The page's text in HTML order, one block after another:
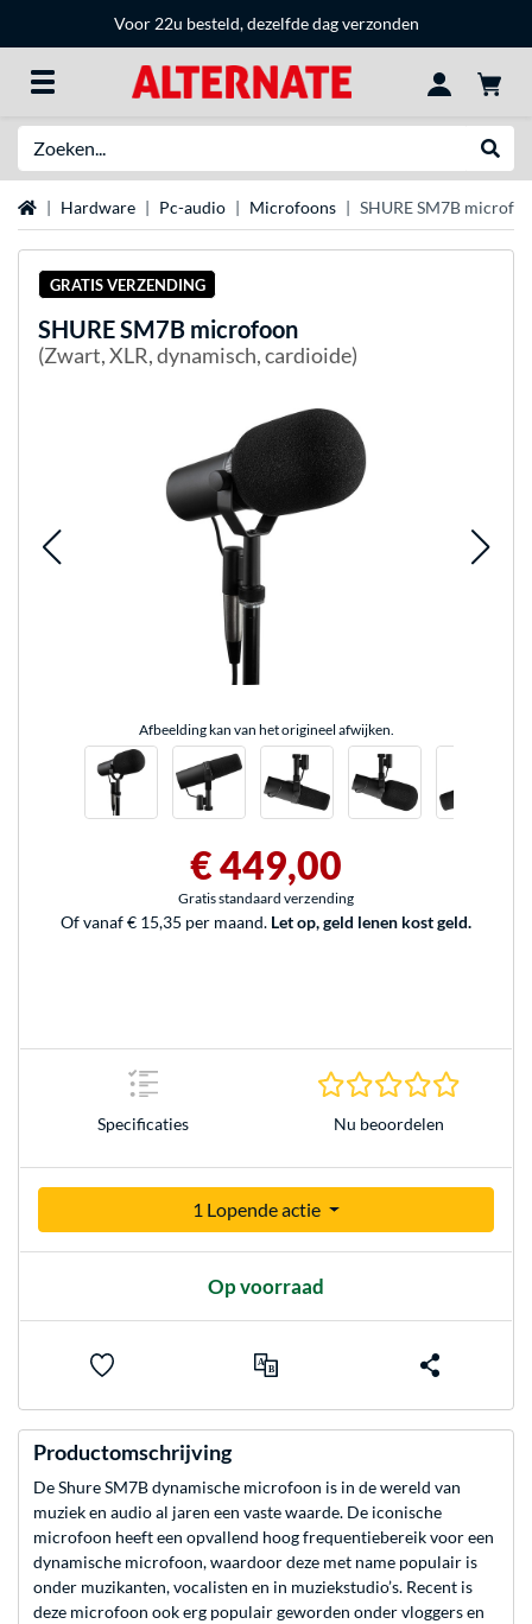
Voor 22u besteld, dezelfde dag verzonden
Home Hardware Pc-audio Microfoons SHURE SM7B
GRATIS VERZENDING
SHURESM7B microfoon
(Zwart, XLR, dynamisch, cardioide)
Afbeelding kan van het origineel afwijken.
€ 449,00
Gratis standaard verzending
Of vanaf € 15,35 per maand. Let op, geld lenen kost geld.
Specificaties Nu beoordelen
1 Lopende actie
Op voorraad
Productomschrijving
De Shure SM7B dynamische microfoon is in de wereld van
muziek en audio al jaren een vaste waarde. De iconische
microfoon heeft een opvallend hoog frequentiebereik voor een
dynamische microfoon, waardoor deze met name populair is
onder muzikanten, vocalisten en in muziekstudio’s. Recent is
deze microfoon ook erg populair geworden onder vloggers en